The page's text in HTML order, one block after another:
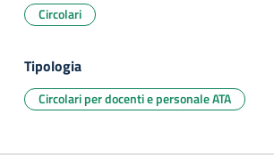
Circolari
Tipologia
Circolari per docenti e personale ATA